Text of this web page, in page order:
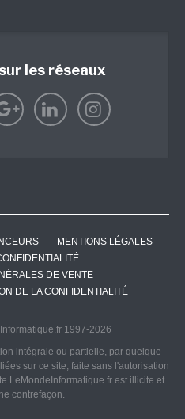
les réseaux
MENTIONS LÉGALES
DE VENTE
DE LA CONFIDENTIALITÉ
1997-2026
intégrale ou partielle, par quelque
sur ce site, faite sans l'autorisation
LeMondeInformatique.fr est illicite et
contrefaçon.